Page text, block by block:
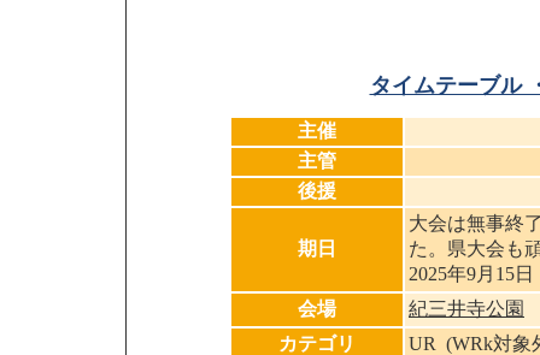
タイムテーブル
主催
主管
後援
期日
大会は無事終
た。県大会も
2025年9月15日
会場
紀三井寺公園
カテゴリ
UR (WRk対象